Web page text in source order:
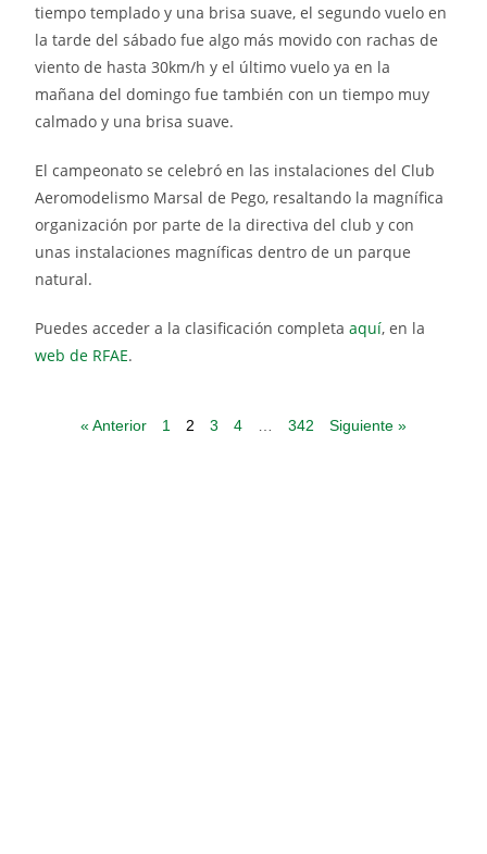
tiempo templado y una brisa suave, el segundo vuelo en
la tarde del sábado fue algo más movido con rachas de
viento de hasta 30km/h y el último vuelo ya en la
mañana del domingo fue también con un tiempo muy
calmado y una brisa suave.
El campeonato se celebró en las instalaciones del Club
Aeromodelismo Marsal de Pego, resaltando la magnífica
organización por parte de la directiva del club y con
unas instalaciones magníficas dentro de un parque
natural.
Puedes acceder a la clasificación completaaquí, en la
web de RFAE.
« Anterior 1 2 3 4 342 Siguiente »